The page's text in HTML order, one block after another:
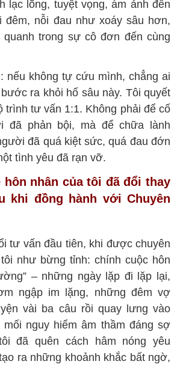
lạc lõng, tuyệt vọng, ám ảnh đến
đêm, nỗi đau như xoáy sâu hơn,
quanh trong sự cô đơn đến cùng
nếu không tự cứu mình, chẳng ai
ra khỏi hố sâu này. Tôi quyết
trình tư vấn 1:1. Không phải để cố
đã phản bội, mà để chữa lành
đã quá kiệt sức, quá đau đớn
tình yêu đã rạn vỡ.
hôn nhân của tôi đã đổi thay
khi đồng hành với Chuyên
tư vấn đầu tiên, khi được chuyên
như bừng tỉnh: chính cuộc hôn
– những ngày lặp đi lặp lại,
ngập im lặng, những đêm vợ
vài ba câu rồi quay lưng vào
nguy hiểm âm thầm đáng sợ
đã quên cách hâm nóng yêu
ra những khoảnh khắc bất ngờ,